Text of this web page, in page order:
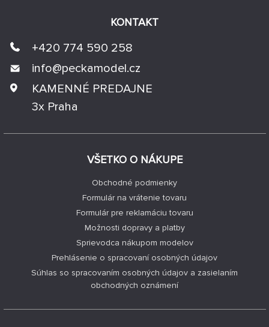
VŠETKO O NÁKUPE
Obchodné podmienky
Formulár na vrátenie tovaru
Formulár pre reklamáciu tovaru
Možnosti dopravy a platby
Sprievodca nákupom modelov
Prehlásenie o spracovaní osobných údajov
Súhlas so spracovaním osobných údajov a zasielaním
obchodných oznámení
KONTAKT
+420 774 590 258
info@peckamodel.cz
KAMENNÉ PREDAJNE
3x Praha